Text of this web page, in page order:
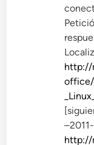
http://
office/
http://